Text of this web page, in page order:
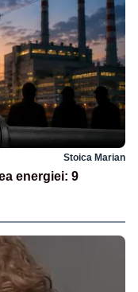
Stoica Marian
energiei: 9